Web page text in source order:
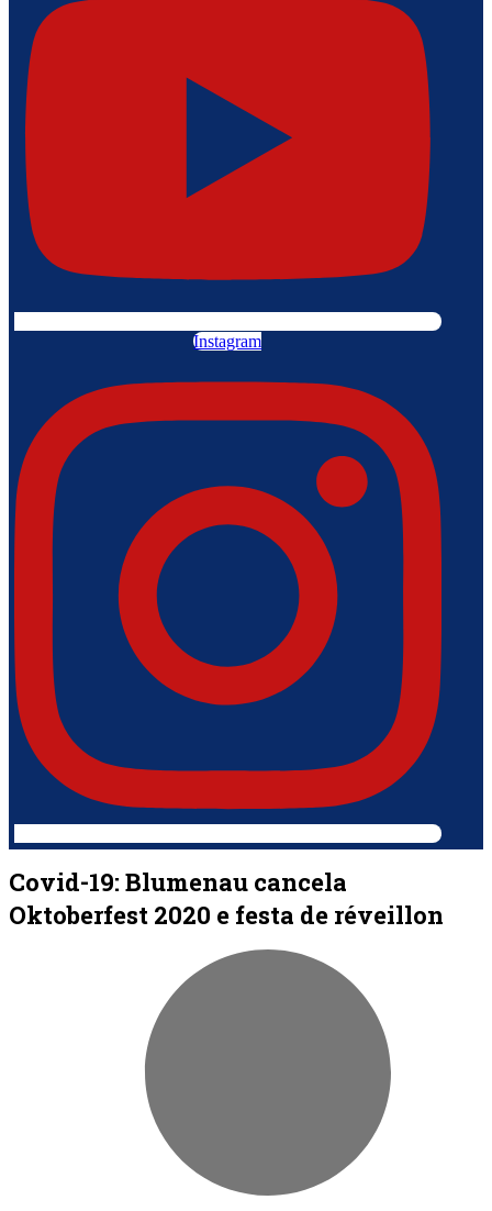
Instagram
Covid-19: Blumenau cancela
Oktoberfest 2020 e festa de réveillon